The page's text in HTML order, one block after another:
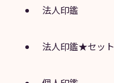
法人印鑑
法人印鑑★セット